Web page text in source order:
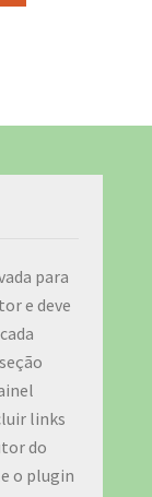
para
e deve
links
do
o plugin